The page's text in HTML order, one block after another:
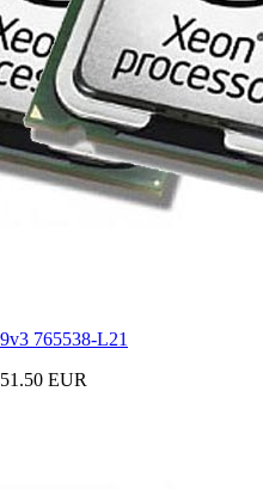
765538-L21
EUR